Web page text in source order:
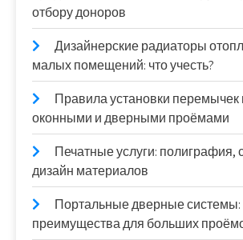
отбору доноров
Дизайнерские радиаторы
малых помещений: что учесть?
Правила установки перемычек
оконными и дверными проёмами
Печатные услуги: полиграфия,
дизайн материалов
Портальные дверные системы:
преимущества для больших